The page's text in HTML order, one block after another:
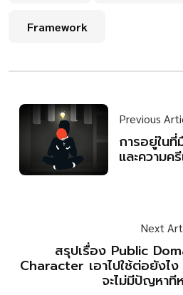
Framework
Previous
การอยู่ใน
และความค
Next
สรุปเรื่อง Public
Character เอาไปใช้ต่อยังไ
จะไม่มีปัญหาที